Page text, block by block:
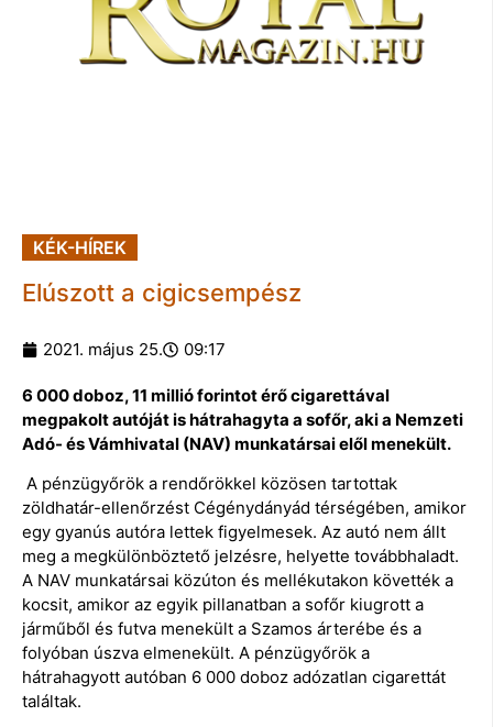
KÉK-HÍREK
Elúszott a cigicsempész
2021. május 25. 09:17
6 000 doboz, 11 millió forintot érő cigarettával
megpakolt autóját is hátrahagyta a sofőr, aki a Nemzeti
Adó- és Vámhivatal (NAV) munkatársai elől menekült.
A pénzügyőrök a rendőrökkel közösen tartottak
zöldhatár-ellenőrzést Cégénydányád térségében, amikor
egy gyanús autóra lettek figyelmesek. Az autó nem állt
meg a megkülönböztető jelzésre, helyette továbbhaladt.
A NAV munkatársai közúton és mellékutakon követték a
kocsit, amikor az egyik pillanatban a sofőr kiugrott a
járműből és futva menekült a Szamos árterébe és a
folyóban úszva elmenekült. A pénzügyőrök a
hátrahagyott autóban 6 000 doboz adózatlan cigarettát
találtak.